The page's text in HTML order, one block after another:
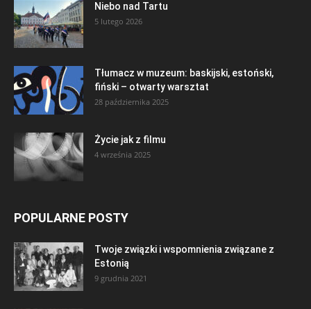
Niebo nad Tartu
5 lutego 2026
Tłumacz w muzeum: baskijski, estoński,
fiński – otwarty warsztat
28 października 2025
Życie jak z filmu
4 września 2025
POPULARNE POSTY
Twoje związki i wspomnienia związane z
Estonią
9 grudnia 2021